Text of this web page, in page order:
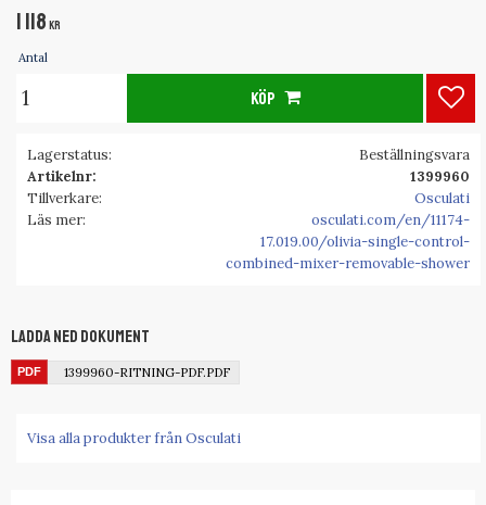
1 118 KR
Antal
KÖP
Lagerstatus
Beställningsvara
Artikelnr
1399960
Tillverkare
Osculati
Läs mer
osculati.com/en/11174-
17.019.00/olivia-single-control-
combined-mixer-removable-shower
Ladda ned dokument
1399960-RITNING-PDF.PDF
Visa alla produkter från Osculati